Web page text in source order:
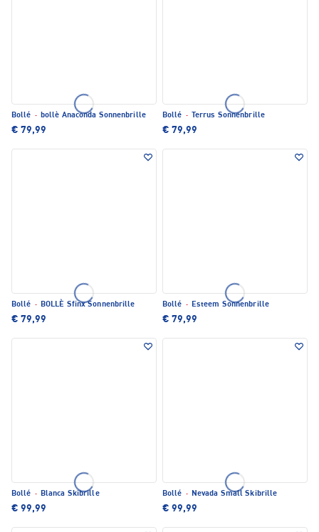
Bollé · bollè Anaconda Sonnenbrille
€ 79,99
Bollé · Terrus Sonnenbrille
€ 79,99
Bollé · BOLLÈ Sfinx Sonnenbrille
€ 79,99
Bollé · Esteem Sonnenbrille
€ 79,99
Bollé · Blanca Skibrille
€ 99,99
Bollé · Nevada Small Skibrille
€ 99,99